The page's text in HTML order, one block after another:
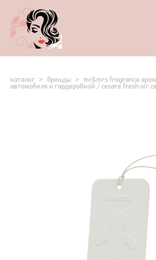
каталог > бренды > mr&mrs fragrance
автомобиля и гардеробной / cesare fresh air